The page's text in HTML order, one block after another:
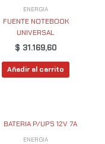
ENERGIA
FUENTE NOTEBOOK
UNIVERSAL
$ 31.169,60
Añadir al carrito
ENERGIA